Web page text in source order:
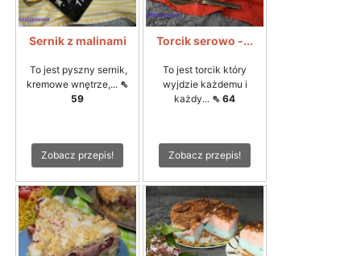
Sernik z malinami
To jest pyszny sernik,
kremowe wnętrze,... ⇖
59
Zobacz przepis!
Torcik serowo -...
To jest torcik który
wyjdzie każdemu i
każdy... ⇖ 64
Zobacz przepis!